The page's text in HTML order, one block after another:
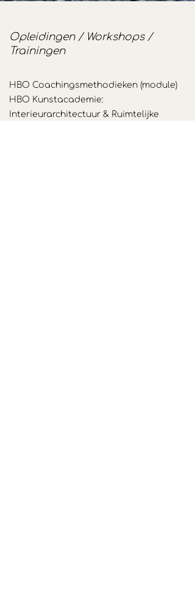
Opleidingen / Workshops /
Trainingen
HBO Coachingsmethodieken (module)
HBO Kunstacademie:
Interieurarchitectuur & Ruimtelijke